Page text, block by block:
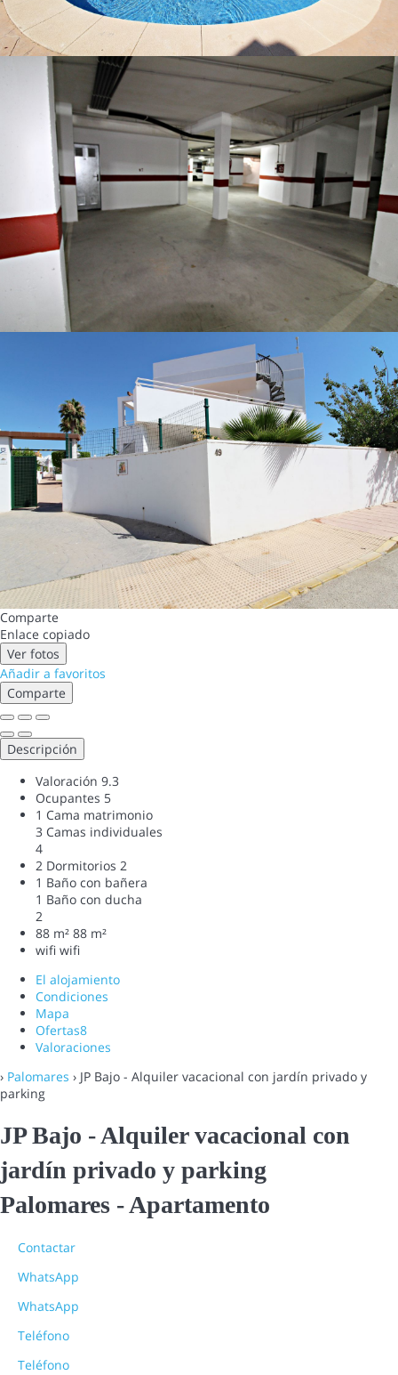
Comparte
Enlace copiado
Ver fotos
Añadir a favoritos
Comparte
Descripción
Valoración 9.3
Ocupantes 5
1 Cama matrimonio
3 Camas individuales
4
2 Dormitorios 2
1 Baño con bañera
1 Baño con ducha
2
88 m² 88 m²
wifi wifi
El alojamiento
Condiciones
Mapa
Ofertas8
Valoraciones
› Palomares › JP Bajo - Alquiler vacacional con jardín privado y
parking
JP Bajo - Alquiler vacacional con
jardín privado y parking
Palomares -Apartamento
Contactar
WhatsApp
WhatsApp
Teléfono
Teléfono